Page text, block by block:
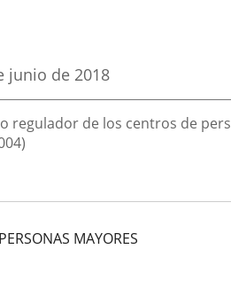
junio de 2018
regulador de los centros de
MAYORES